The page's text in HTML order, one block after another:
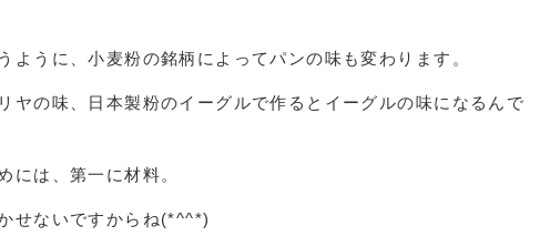
ように、小麦粉の銘柄によってパンの味も変わります。
ヤの味、日本製粉のイーグルで作るとイーグルの味になるんで
には、第一に材料。
せないですからね(*^^*)